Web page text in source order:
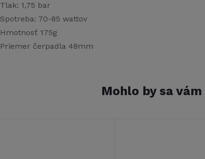
Tlak: 1,75 bar
Spotreba: 70-85 wattov
Hmotnosť 175g
Priemer čerpadla 48mm